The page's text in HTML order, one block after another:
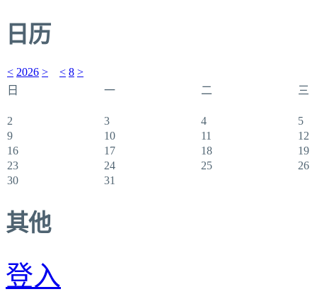
日历
< 2026 > < 8 >
日
一 二 三
2 3 4
5
9
10 11
12
16
17 18
19
23
24 25
26
30
31
其他
登入